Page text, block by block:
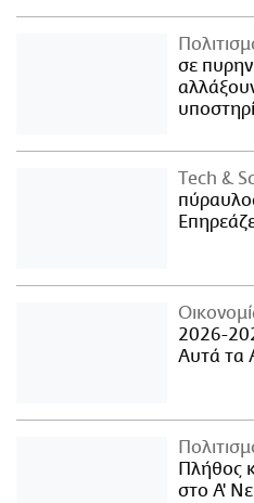
σε
Τech &
2026-
Αυτά τα
Πλήθος
στο Α'